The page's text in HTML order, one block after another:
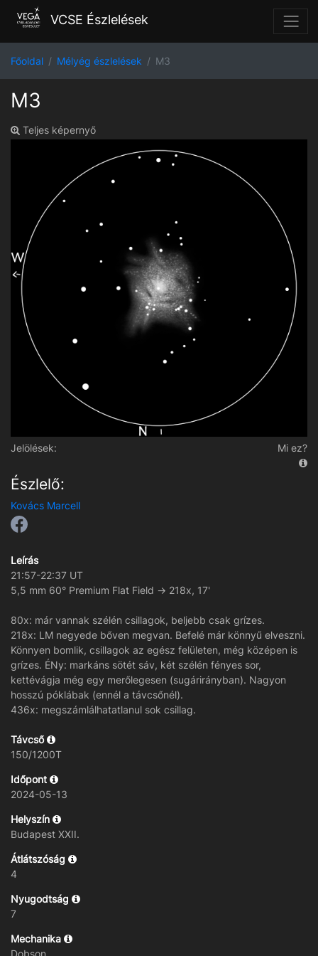
VCSE Észlelések
Főoldal Mélyég észlelések M3
M3
Teljes képernyő
Jelölések: Mi ez?
Észlelő:
Kovács Marcell
Leírás
21:57-22:37 UT
5,5 mm 60° Premium Flat Field -> 218x, 17'
80x: már vannak szélén csillagok, beljebb csak grízes.
218x: LM negyede bőven megvan. Befelé már könnyű elveszni.
Könnyen bomlik, csillagok az egész felületen, még középen is
grízes. ÉNy: markáns sötét sáv, két szélén fényes sor,
kettévágja még egy merőlegesen (sugárirányban). Nagyon
hosszú póklábak (ennél a távcsőnél).
436x: megszámlálhatatlanul sok csillag.
Távcső
150/1200T
Időpont
2024-05-13
Helyszín
Budapest XXII.
Átlátszóság
4
Nyugodtság
7
Mechanika
Dobson